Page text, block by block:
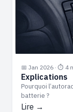
📅 Jan 2026 · ⏱ 4
Explications
Pourquoi
batterie ?
Lire →